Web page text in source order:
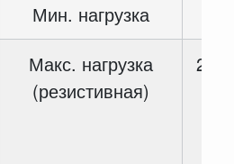
Мин. нагрузка
Макс. нагрузка
(резистивная)
2A